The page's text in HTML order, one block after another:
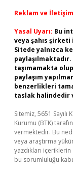
Reklam ve
Yasal Uyarı: Bu
veya şahıs
Sitede yalnızca
taşımamakta
paylaşım
benzerlikleri
taslak halindedir
Sitemiz, 5651
Kurumu (BTK)
vermektedir. Bu
veya araştırma
yazdıkları
bu sorumluluğu